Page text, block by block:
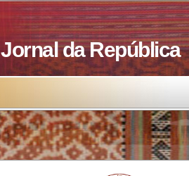
Jornal da República